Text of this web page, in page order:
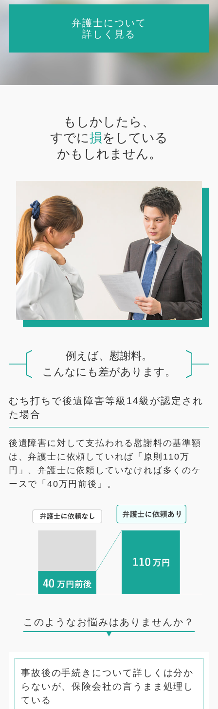
弁護士について
詳しく見る
もしかしたら、
すでに損をしている
かもしれません。
例えば、慰謝料。
こんなにも差があります。
むち打ちで後遺障害等級14級が認定され
た場合
後遺障害に対して支払われる慰謝料の基準額
は、弁護士に依頼していれば「原則110万
円」、弁護士に依頼していなければ多くのケ
ースで「40万円前後」。
このようなお悩みはありませんか？
事故後の手続きについて詳しくは分か
らないが、保険会社の言うまま処理し
ている